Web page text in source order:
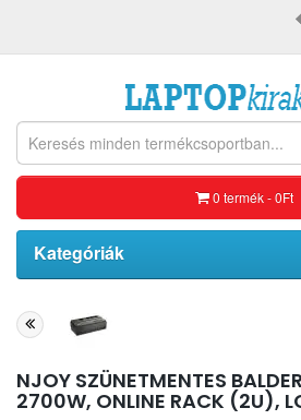
0 termék - 0Ft
Kategóriák
NJOY SZÜNETMENTES
2700W, ONLINE RACK (2U),